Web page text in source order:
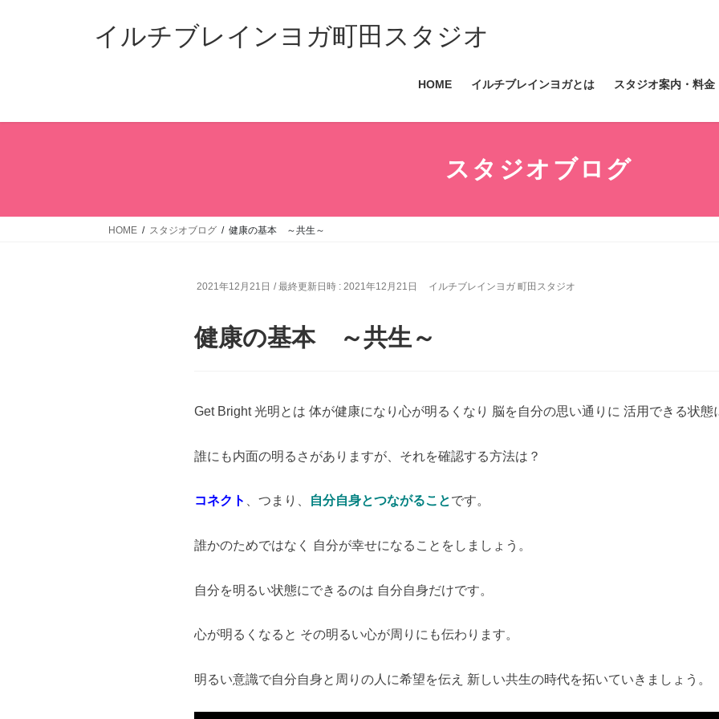
ス
ン
イルチブレインヨガ町田スタジオ
HOME イルチブレインヨガとは スタジオ案内・料金
スタジオブログ
HOME スタジオブログ 健康の基本 ～共生～
2021年12月21日 / 最終更新日時 : 2021年12月21日 イルチブレインヨガ 町田スタジオ
健康の基本 ～共生～
Get Bright 光明とは 体が健康になり心が明るくなり 脳を自分の思い通りに 活用できる状態
誰にも内面の明るさがありますが、それを確認する方法は？
コネクト 、つまり、 自分自身とつながることです。
誰かのためではなく 自分が幸せになることをしましょう。
自分を明るい状態にできるのは 自分自身だけです。
心が明るくなると その明るい心が周りにも伝わります。
明るい意識で自分自身と周りの人に希望を伝え 新しい共生の時代を拓いていきましょう。